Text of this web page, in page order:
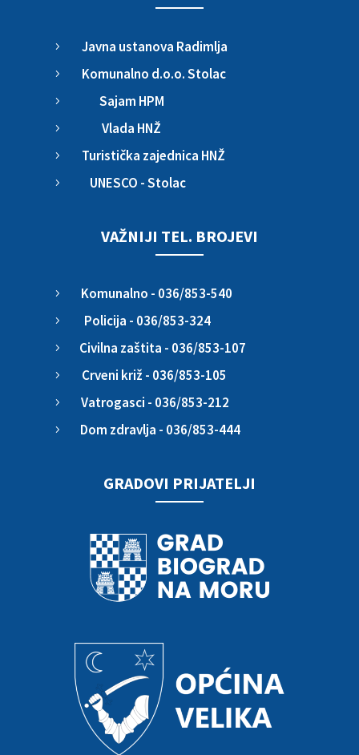
5 Javna ustanova Radimlja
5 Komunalno d.o.o. Stolac
5 Sajam HPM
5 Vlada HNŽ
5 Turistička zajednica HNŽ
5 UNESCO - Stolac
VAŽNIJI TEL. BROJEVI
5 Komunalno - 036/853-540
5 Policija - 036/853-324
5 Civilna zaštita - 036/853-107
5 Crveni križ - 036/853-105
5 Vatrogasci - 036/853-212
5 Dom zdravlja - 036/853-444
GRADOVI PRIJATELJI